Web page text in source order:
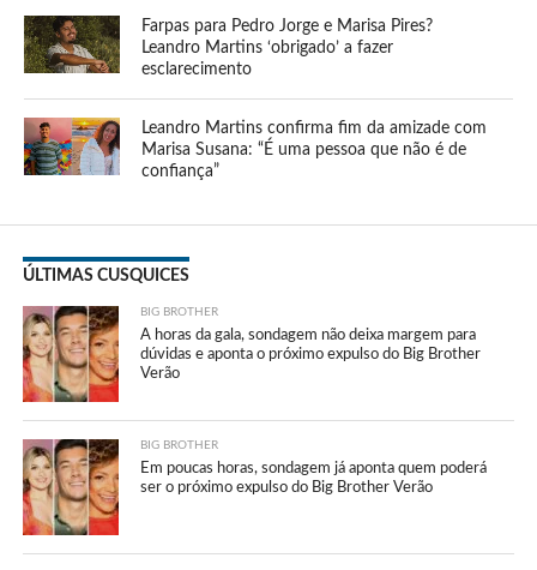
Farpas para Pedro Jorge e Marisa Pires?
Leandro Martins ‘obrigado’ a fazer
esclarecimento
Leandro Martins confirma fim da amizade com
Marisa Susana: “É uma pessoa que não é de
confiança”
ÚLTIMAS CUSQUICES
BIG BROTHER
A horas da gala, sondagem não deixa margem para
dúvidas e aponta o próximo expulso do Big Brother
Verão
BIG BROTHER
Em poucas horas, sondagem já aponta quem poderá
ser o próximo expulso do Big Brother Verão